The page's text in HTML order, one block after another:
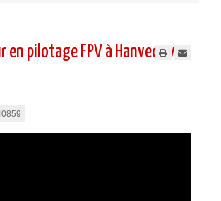
pilotage FPV à Hanvec avec